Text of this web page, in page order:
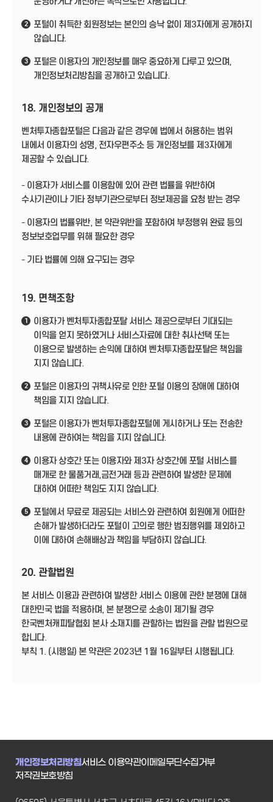
2
포털이 취득한 회원정보는 본인의 승낙 없이 제3자에게 공개하지
않습니다.
3
포털은 이용자의 개인정보를 매우 중요하게 다루고 있으며,
개인정보처리방침을 공개하고 있습니다.
18. 개인정보의 공개
벤처투자종합포털은 다음과 같은 경우에 법에서 허용하는 범위
내에서 이용자의 성명, 전자우편주소 등 개인정보를 제3자에게
제공할 수 있습니다.
- 이용자가 서비스를 이용함에 있어 관련 법률을 위반하여
수사기관이나 기타 정부기관으로부터 정보제공을 요청 받는 경우
- 이용자의 법률위반, 본 약관위반을 포함하여 부정행위 완료 등의
정보보호업무를 위해 필요한 경우
- 기타 법률에 의해 요구되는 경우
19. 면책조항
1
이용자가 벤처투자종합포탈 서비스 제공으로부터 기대되는
이익을 얻지 못하였거나 서비스자료에 대한 취사선택 또는
이용으로 발생하는 손익에 대하여 벤처투자종합포탈은 책임을
지지 않습니다.
2
포털은 이용자의 귀책사유로 인한 포털 이용의 장애에 대하여
책임을 지지 않습니다.
3
포털은 이용자가 벤처투자종합포털에 게시하거나 또는 전송한
내용에 관하여는 책임을 지지 않습니다.
4
이용자 상호간 또는 이용자와 제3자 상호간에 포털 서비스를
매개로 한 물품거래,금전거래 등과 관련하여 발생한 문제에
대하여 어떠한 책임도 지지 않습니다.
5
포털에서 무료로 제공되는 서비스와 관련하여 회원에게 어떠한
손해가 발생하더라도 포털이 고의로 행한 범죄행위를 제외하고
이에 대하여 손해배상과 책임을 부담하지 않습니다.
20. 관할법원
본 서비스 이용과 관련하여 발생한 서비스 이용에 관한 분쟁에 대해
대한민국 법을 적용하며, 본 분쟁으로 소송이 제기될 경우
한국벤처캐피탈협회 본사 소재지를 관할하는 법원을 관할 법원으로
합니다.
부칙 1. (시행일) 본 약관은 2023년 1월 16일부터 시행됩니다.
개인정보처리방침서비스 이용약관이메일무단수집거부
저작권보호방침